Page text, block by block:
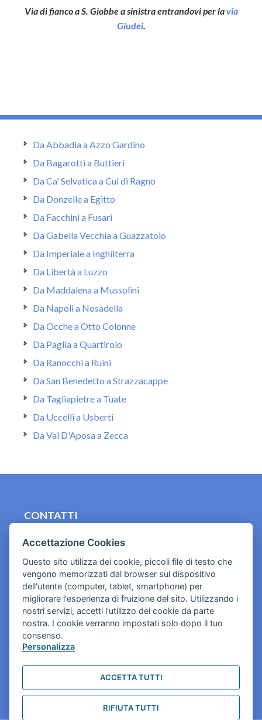
Via di fianco a S. Giobbe a sinistra entrandovi per lavia
Giudei.
Da Abbadia a Azzo Gardino
Da Bagarotti a Buttieri
Da Ca' Selvatica a Cul di Ragno
Da Donzelle a Egitto
Da Facchini a Fusari
Da Gabella Vecchia a Guazzatoio
Da Imperiale a Inghilterra
Da Libertà a Luzzo
Da Maddalena a Mussolini
Da Napoli a Nosadella
Da Ocche a Otto Colonne
Da Paglia a Quartirolo
Da Ranocchi a Ruini
Da San Benedetto a Strazzacappe
Da Tagliapietre a Tuate
Da Uccelli a Usberti
Da Val D'Aposa a Zecca
CONTATTI
Cookies e informativa privacy
Accettazione Cookies
Questo sito utilizza dei cookie, piccoli file di testo che
vengono memorizzati dal browser sul dispositivo
dell'utente (computer, tablet, smartphone) per
migliorare l'esperienza di fruizione del sito. Utilizzando i
nostri servizi, accetti l'utilizzo dei cookie da parte
nostra. I cookie verranno impostati solo dopo il tuo
consenso.
Personalizza
ACCETTA TUTTI
RIFIUTA TUTTI